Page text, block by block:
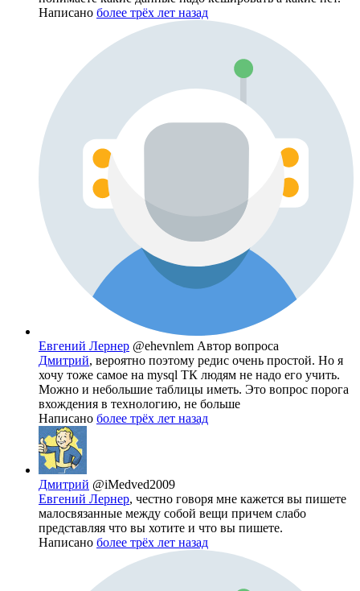
Написано более трёх лет назад
Евгений Лернер @ehevnlem Автор вопроса
Дмитрий, вероятно поэтому редис очень простой. Но я
хочу тоже самое на mysql ТК людям не надо его учить.
Можно и небольшие таблицы иметь. Это вопрос порога
вхождения в технологию, не больше
Написано более трёх лет назад
Дмитрий @iMedved2009
Евгений Лернер, честно говоря мне кажется вы пишете
малосвязанные между собой вещи причем слабо
представляя что вы хотите и что вы пишете.
Написано более трёх лет назад